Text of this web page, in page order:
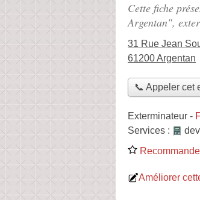
Cette fiche
Argentan",
31 Rue Jean
61200 Argentan
📞 Appeler cet
Exterminateur -
Services :
Améliorer